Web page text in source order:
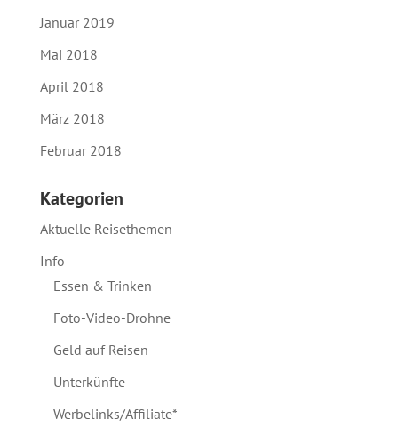
Januar 2019
Mai 2018
April 2018
März 2018
Februar 2018
Kategorien
Aktuelle Reisethemen
Info
Essen & Trinken
Foto-Video-Drohne
Geld auf Reisen
Unterkünfte
Werbelinks/Affiliate*